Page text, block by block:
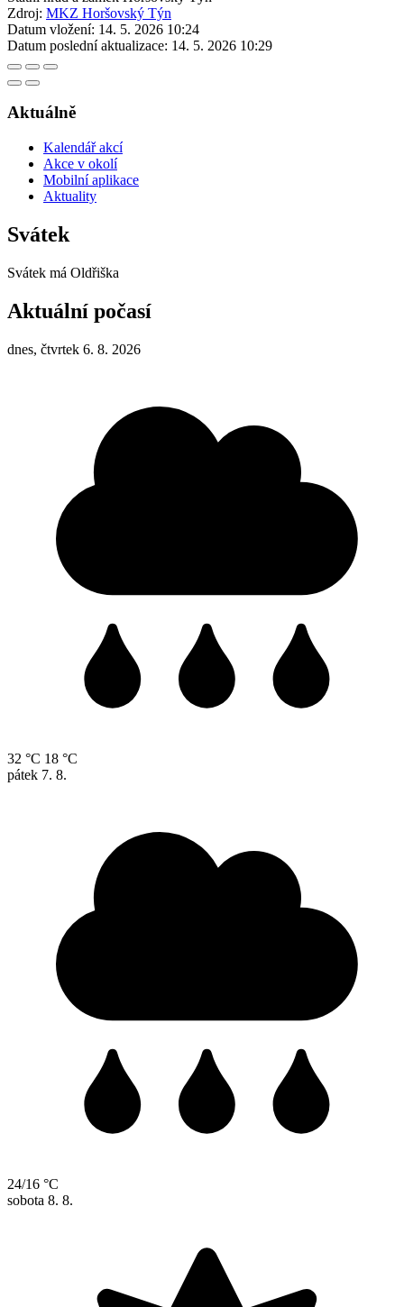
Zdroj: MKZ Horšovský Týn
Datum vložení: 14. 5. 2026 10:24
Datum poslední aktualizace: 14. 5. 2026 10:29
Aktuálně
Kalendář akcí
Akce v okolí
Mobilní aplikace
Aktuality
Svátek
Svátek má Oldřiška
Aktuální počasí
dnes, čtvrtek 6. 8. 2026
32 °C 18 °C
pátek 7. 8.
24/16 °C
sobota 8. 8.